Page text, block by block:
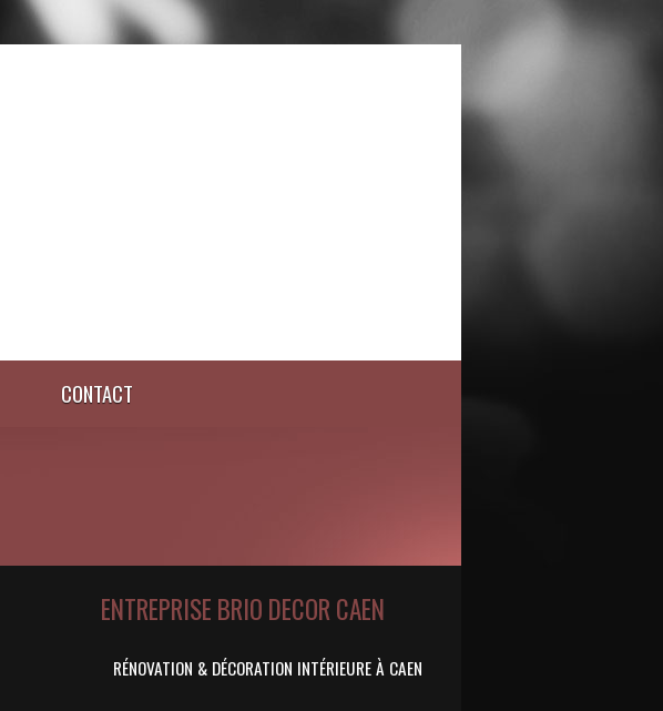
CONTACT
ENTREPRISE BRIO DECOR CAEN
RÉNOVATION & DÉCORATION INTÉRIEURE À CAEN